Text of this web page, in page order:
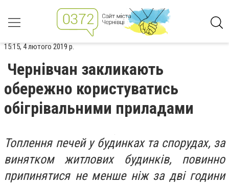
15:15, 4 лютого 2019 р.
Чернівчан закликають
обережно користуватись
обігрівальними приладами
Топлення печей у будинках та спорудах, за
винятком житлових будинків, повинно
припинятися не менше ніж за дві години